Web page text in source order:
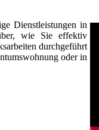
Dienstleistungen in
wie Sie effektiv
durchgeführt
oder in